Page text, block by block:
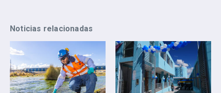
Noticias relacionadas